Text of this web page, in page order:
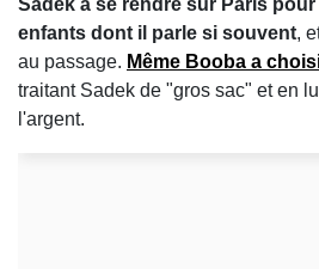
Sadek à se rendre sur Paris
enfants dont il parle si souvent,
au passage. Même Booba a
traitant Sadek de "gros sac" et en
l'argent.